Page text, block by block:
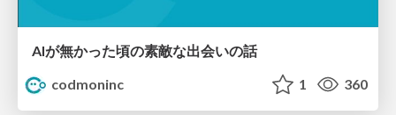
AIが無かった頃の素敵な出会いの話
codmoninc
1 360